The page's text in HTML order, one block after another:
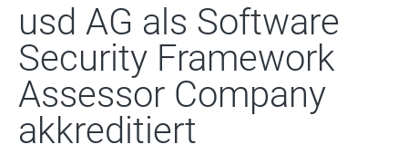
usd AG als Software
Security Framework
Assessor Company
akkreditiert